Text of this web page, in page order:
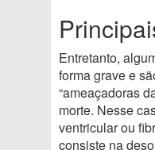
Entretanto,
forma grave e
“ameaçadoras
morte. Nesse
ventricular ou
consiste na